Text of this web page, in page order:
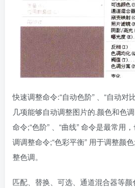
快速调整命令:“自动色阶” 、“自动对
几项能够自动调整图片的.颜色和色
命令;“色阶” 、“曲线” 命令是最常用
调调整命令;“色彩平衡” 用于调整颜
整色调。
匹配、替换、可选、通道混合器等颜